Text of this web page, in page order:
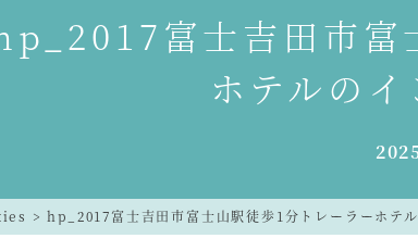
富士吉田市富
ホテルの
>hp_2017富士吉田市富士山駅徒歩1分トレーラーホテ